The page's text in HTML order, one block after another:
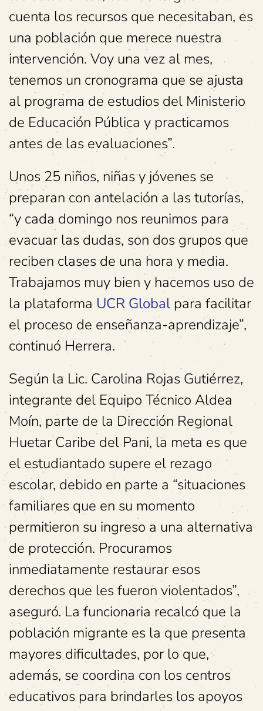
cuenta los recursos que necesitaban, es
una población que merece nuestra
intervención. Voy una vez al mes,
tenemos un cronograma que se ajusta
al programa de estudios del Ministerio
de Educación Pública y practicamos
antes de las evaluaciones”.
Unos 25 niños, niñas y jóvenes se
preparan con antelación a las tutorías,
“y cada domingo nos reunimos para
evacuar las dudas, son dos grupos que
reciben clases de una hora y media.
Trabajamos muy bien y hacemos uso de
la plataforma UCR Global para facilitar
el proceso de enseñanza-aprendizaje”,
continuó Herrera.
Según la Lic. Carolina Rojas Gutiérrez,
integrante del Equipo Técnico Aldea
Moín, parte de la Dirección Regional
Huetar Caribe del Pani, la meta es que
el estudiantado supere el rezago
escolar, debido en parte a “situaciones
familiares que en su momento
permitieron su ingreso a una alternativa
de protección. Procuramos
inmediatamente restaurar esos
derechos que les fueron violentados”,
aseguró. La funcionaria recalcó que la
población migrante es la que presenta
mayores dificultades, por lo que,
además, se coordina con los centros
educativos para brindarles los apoyos